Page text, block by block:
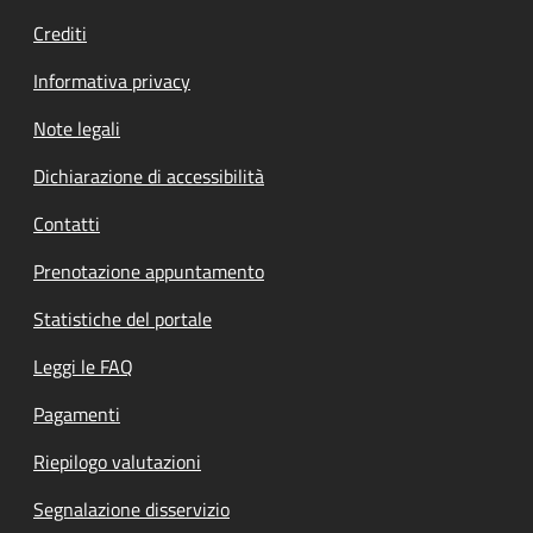
Crediti
Informativa privacy
Note legali
Dichiarazione di accessibilità
Contatti
Prenotazione appuntamento
Statistiche del portale
Leggi le FAQ
Pagamenti
Riepilogo valutazioni
Segnalazione disservizio